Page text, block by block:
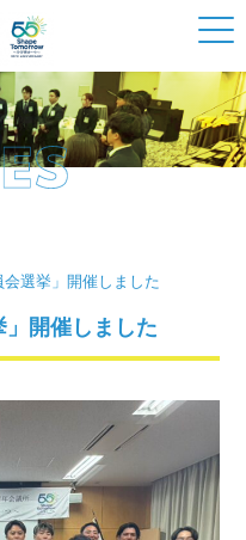
選挙」開催しました
開催しました